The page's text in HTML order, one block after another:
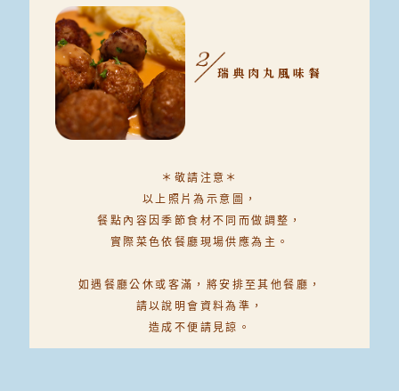
瑞典肉丸風味餐
＊敬請注意＊
以上照片為示意圖，
餐點內容因季節食材不同而做調整，
實際菜色依餐廳現場供應為主。
如遇餐廳公休或客滿， 將安排至其他餐廳，
請以說明會資料為準，
造成不便請見諒。